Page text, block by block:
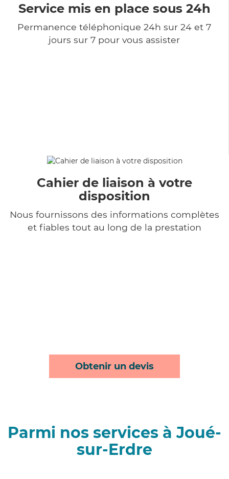
Service mis en place sous 24h
Permanence téléphonique 24h sur 24 et 7
jours sur 7 pour vous assister
Cahier de liaison à votre
disposition
Nous fournissons des informations complètes
et fiables tout au long de la prestation
Obtenir un devis
Parmi nos services à Joué-
sur-Erdre